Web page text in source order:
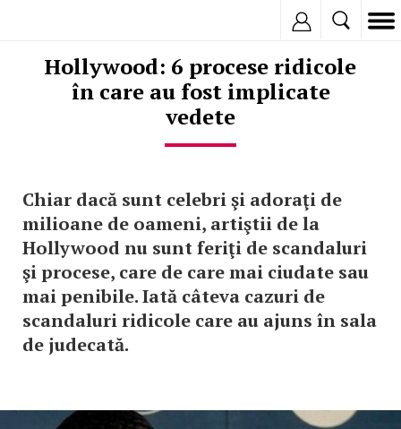
Hollywood: 6 procese ridicole
în care au fost implicate
vedete
Chiar dacă sunt celebri şi adoraţi de
milioane de oameni, artiştii de la
Hollywood nu sunt feriţi de scandaluri
şi procese, care de care mai ciudate sau
mai penibile. Iată câteva cazuri de
scandaluri ridicole care au ajuns în sala
de judecată.